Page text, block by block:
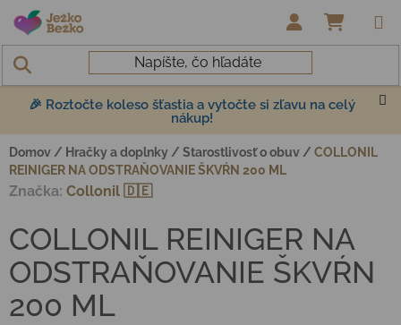
Prejsť na obsah
🎉 Roztočte koleso šťastia a vytočte si zľavu na celý
nákup!
Domov / Hračky a doplnky / Starostlivosť o obuv / COLLONIL
REINIGER NA ODSTRAŇOVANIE ŠKVŔN 200 ML
COLLONIL REINIGER NA
ODSTRAŇOVANIE ŠKVŔN
200 ML
Značka: Collonil 🇩🇪